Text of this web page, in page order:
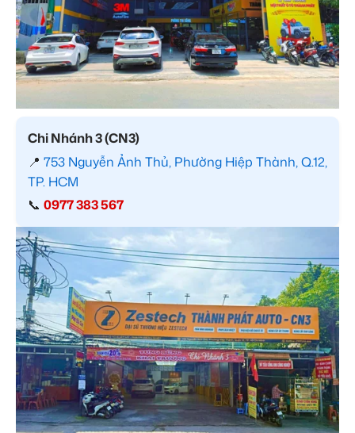
Chi Nhánh 3 (CN3)
📍 753 Nguyễn Ảnh Thủ, Phường Hiệp Thành, Q.12,
TP. HCM
📞 0977 383 567